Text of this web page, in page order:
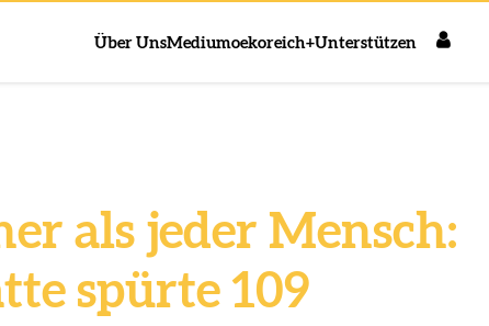
Über UnsMediumoekoreich+Unterstützen
als jeder Mensch:
spürte 109